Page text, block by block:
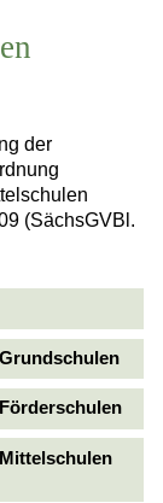
der
(SächsGVBl.